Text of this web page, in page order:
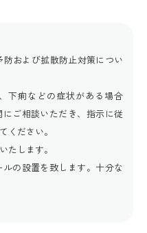
および拡散防止対策につい
下痢などの症状がある場合
ご相談いただき、指示に従
ください。
たします。
の設置を致します。十分な